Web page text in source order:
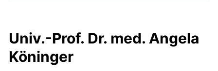
Univ.-Prof. Dr. med. Angela
Köninger